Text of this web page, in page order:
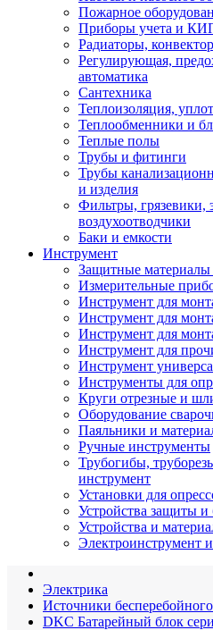
Пожарное
Приборы учета и
Радиаторы,
Регулирующая,
автоматика
Сантехника
Теплоизоляция,
Теплообменники и
Теплые полы
Трубы и фитинги
Трубы
и изделия
Фильтры, грязевики,
воздухоотводчики
Баки и емкости
Инструмент
Защитные материалы
Измерительные
Инструмент для
Инструмент для
Инструмент для
Инструмент для
Инструмент
Инструменты для
Круги отрезные и
Оборудование
Паяльники и
Ручные инструменты
Трубогибы,
инструмент
Установки для
Устройства защиты и
Устройства и
Электроинструмент и
Электрика
Источники
DKC Батарейный блок